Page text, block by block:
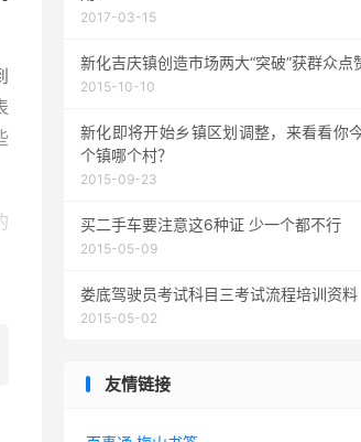
2017-03-15
新化吉庆镇创造市场两大“突破”获群众点
2015-10-10
新化即将开始乡镇区划调整，来看看你
个镇哪个村？
2015-09-23
买二手车要注意这6种证 少一个都不行
2015-05-09
娄底驾驶员考试科目三考试流程培训资料
2015-05-02
友情链接